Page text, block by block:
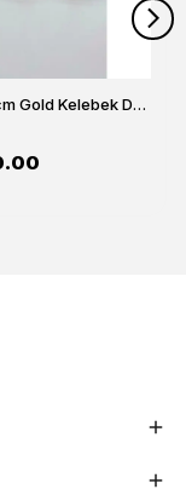
2'li 13cm Gold Kelebek Detaylı Metal Ayaklı Cam Lokumluk , Sunumluk , Şekerlik, Çerezlik